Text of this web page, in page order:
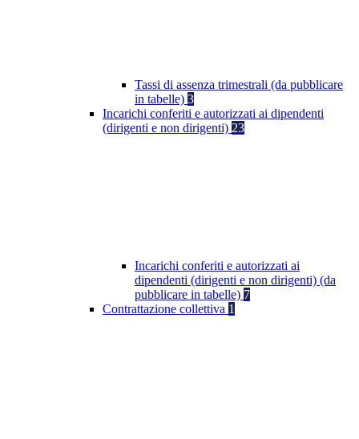
Tassi di assenza trimestrali (da pubblicare
in tabelle) 3
Incarichi conferiti e autorizzati ai dipendenti
(dirigenti e non dirigenti) 23
Incarichi conferiti e autorizzati ai
dipendenti (dirigenti e non dirigenti) (da
pubblicare in tabelle) 7
Contrattazione collettiva 1